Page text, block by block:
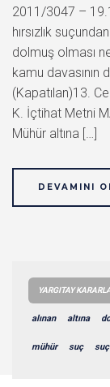
2011/3047 –
hırsızlık
dolmuş olması
kamu
(Kapatılan)13.
K. İçtihat Metni
Mühür altına […]
DEVAMINI
YARGITAY
alınan altına
mühür suç